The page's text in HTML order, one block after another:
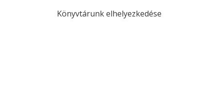
Könyvtárunk elhelyezkedése